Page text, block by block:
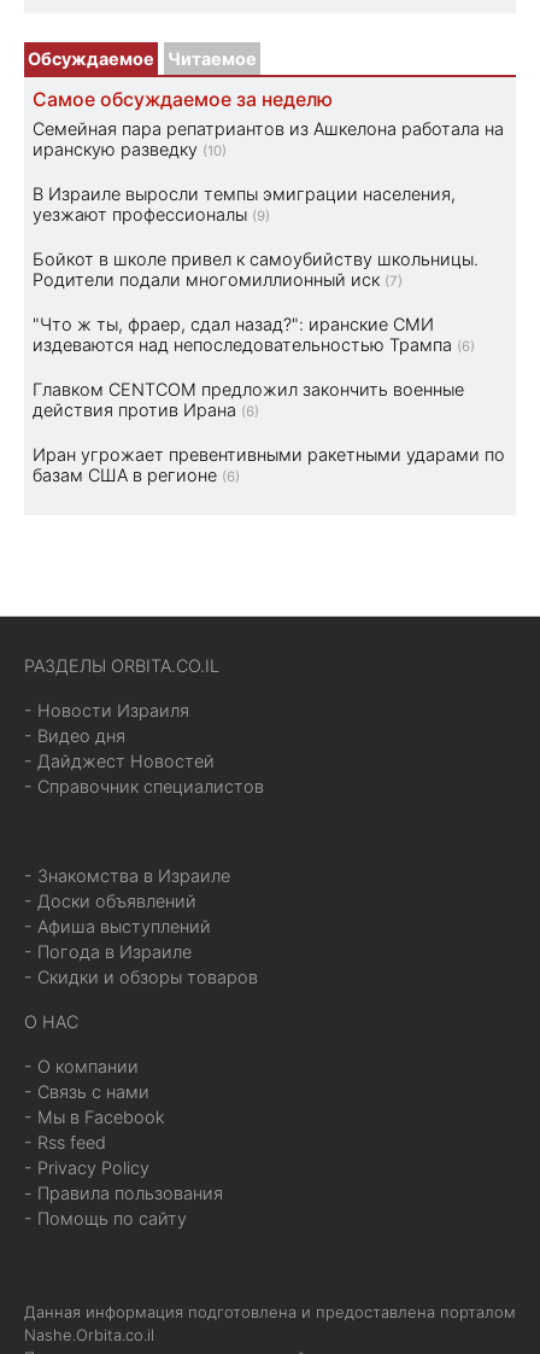
Обсуждаемое Читаемое
Самое обсуждаемое за неделю
Семейная пара репатриантов из Ашкелона работала на
иранскую разведку (10)
В Израиле выросли темпы эмиграции населения,
уезжают профессионалы (9)
Бойкот в школе привел к самоубийству школьницы.
Родители подали многомиллионный иск (7)
"Что ж ты, фраер, сдал назад?": иранские СМИ
издеваются над непоследовательностью Трампа (6)
Главком CENTCOM предложил закончить военные
действия против Ирана (6)
Иран угрожает превентивными ракетными ударами по
базам США в регионе (6)
РАЗДЕЛЫ ORBITA.CO.IL
- Новости Израиля
- Видео дня
- Дайджест Новостей
- Справочник специалистов
- Знакомства в Израиле
- Доски объявлений
- Афиша выступлений
- Погода в Израиле
- Скидки и обзоры товаров
О НАС
- О компании
- Связь с нами
- Мы в Facebook
- Rss feed
- Privacy Policy
- Правила пользования
- Помощь по сайту
Данная информация подготовлена и предоставлена порталом
Nashe.Orbita.co.il